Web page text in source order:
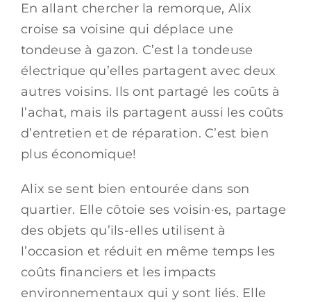
En allant chercher la remorque, Alix
croise sa voisine qui déplace une
tondeuse à gazon. C’est la tondeuse
électrique qu’elles partagent avec deux
autres voisins. Ils ont partagé les coûts à
l’achat, mais ils partagent aussi les coûts
d’entretien et de réparation. C’est bien
plus économique!
Alix se sent bien entourée dans son
quartier. Elle côtoie ses voisin·es, partage
des objets qu’ils-elles utilisent à
l’occasion et réduit en même temps les
coûts financiers et les impacts
environnementaux qui y sont liés. Elle